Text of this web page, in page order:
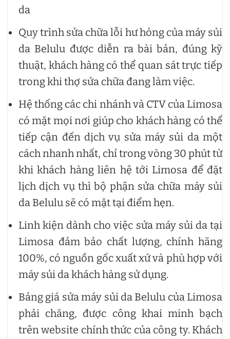
da
Quy trình sửa chữa lỗi hư hỏng của máy sủi
da Belulu được diễn ra bài bản, đúng kỹ
thuật, khách hàng có thể quan sát trực tiếp
trong khi thợ sửa chữa đang làm việc.
Hệ thống các chi nhánh và CTV của Limosa
có mặt mọi nơi giúp cho khách hàng có thể
tiếp cận đến dịch vụ sửa máy sủi da một
cách nhanh nhất, chỉ trong vòng 30 phút từ
khi khách hàng liên hệ tới Limosa để đặt
lịch dịch vụ thì bộ phận sửa chữa máy sủi
da Belulu sẽ có mặt tại điểm hẹn.
Linh kiện dành cho việc sửa máy sủi da tại
Limosa đảm bảo chất lượng, chính hãng
100%, có nguồn gốc xuất xứ và phù hợp với
máy sủi da khách hàng sử dụng.
Bảng giá sửa máy sủi da Belulu của Limosa
phải chăng, được công khai minh bạch
trên website chính thức của công ty. Khách